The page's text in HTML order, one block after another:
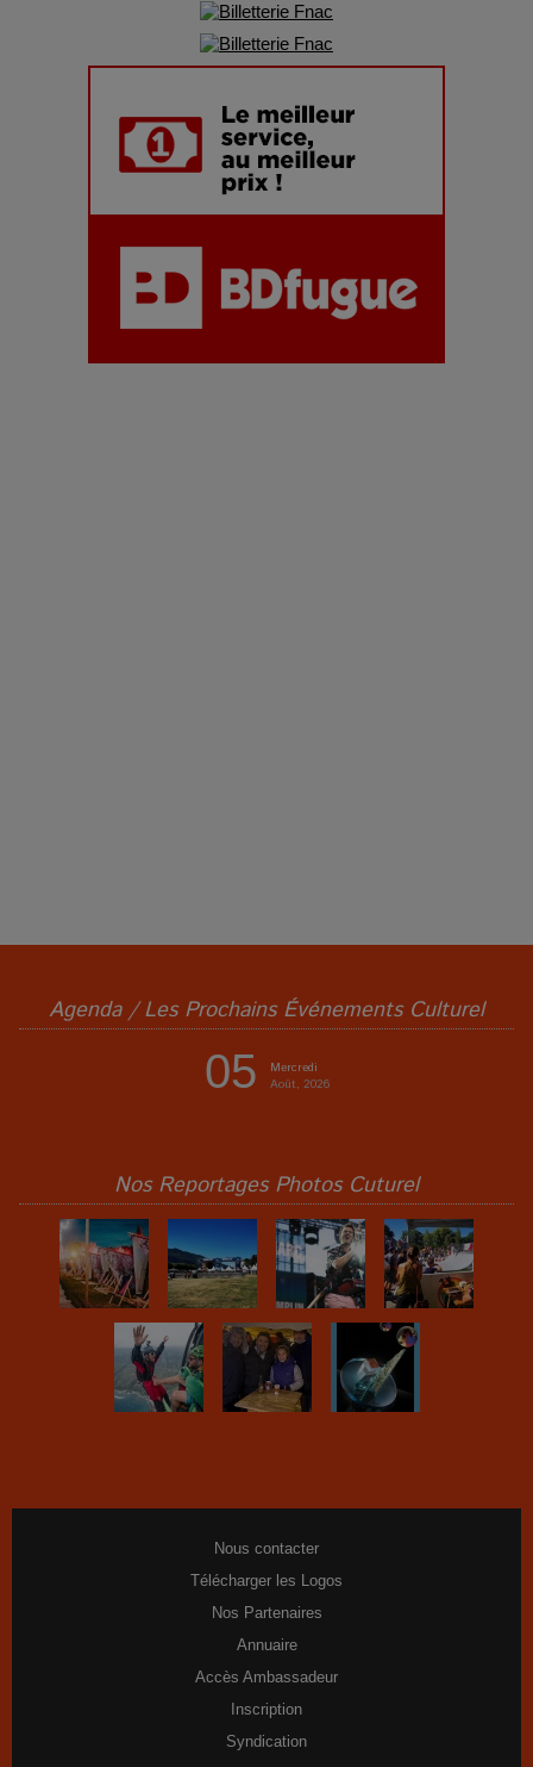
Agenda / Les Prochains Événements Culturel
05
Mercredi
Août, 2026
Nos Reportages Photos Cuturel
Nous contacter
Télécharger les Logos
Nos Partenaires
Annuaire
Accès Ambassadeur
Inscription
Syndication